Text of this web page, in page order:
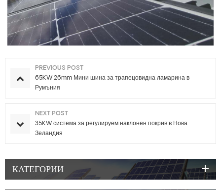
PREVIOUS POST
65KW 26mm Мини шина за трапецовидна ламарина в
Румъния
NEXT POST
35KW система за регулируем наклонен покрив в Нова
Зеландия
КАТЕГОРИИ